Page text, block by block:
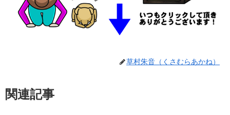
草村朱音（くさむらあかね）
関連記事